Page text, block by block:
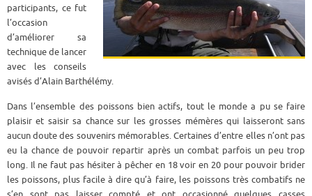
participants, ce fut
l’occasion
d’améliorer sa
technique de lancer
avec les conseils
avisés d’Alain Barthélémy.
Dans l’ensemble des poissons bien actifs, tout le monde a pu se faire
plaisir et saisir sa chance sur les grosses mémères qui laisseront sans
aucun doute des souvenirs mémorables. Certaines d’entre elles n’ont pas
eu la chance de pouvoir repartir après un combat parfois un peu trop
long. Il ne faut pas hésiter à pêcher en 18 voir en 20 pour pouvoir brider
les poissons, plus facile à dire qu’à faire, les poissons très combatifs ne